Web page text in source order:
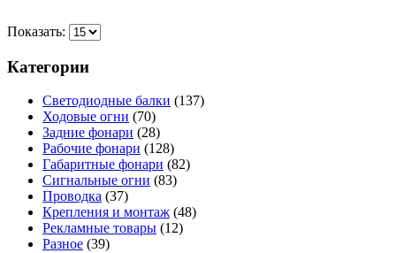
Показать:
Категории
Светодиодные балки (137)
Ходовые огни (70)
Задние фонари (28)
Рабочие фонари (128)
Габаритные фонари (82)
Сигнальные огни (83)
Проводка (37)
Крепления и монтаж (48)
Рекламные товары (12)
Разное (39)